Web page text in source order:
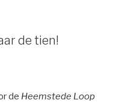
de tien!
de Heemstede Loop